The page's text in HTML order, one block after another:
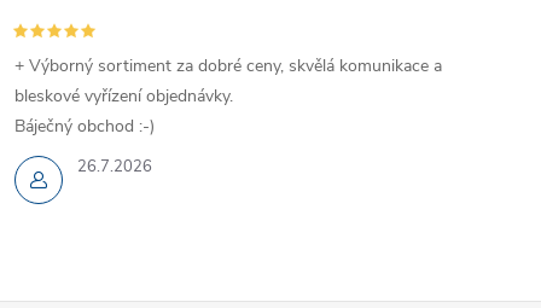
26.7.2026
+ Výborný sortiment za dobré ceny, skvělá komunikace a
bleskové vyřízení objednávky.
Báječný obchod :-)